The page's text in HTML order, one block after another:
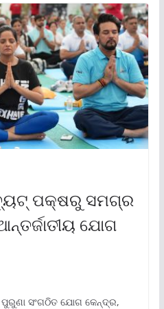
ପକ୍ଷରୁ ସମଗ୍ର
ଯୋଗ
ସଂଗଠିତ ଯୋଗ କେନ୍ଦ୍ର,